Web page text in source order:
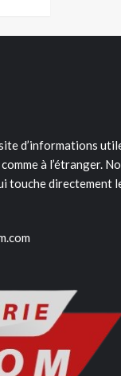
d’informations
à l’étranger.
touche directement